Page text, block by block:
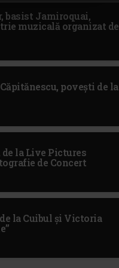
basist Jamiroquai,
muzicală organizat de
povești de la
de la Live Pictures
de Concert
la Cuibul și Victoria